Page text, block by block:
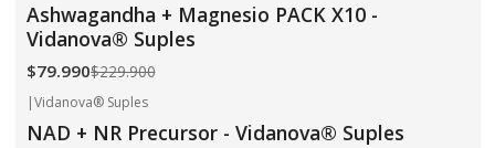
Ashwagandha + Magnesio PACK X10 -
Vidanova® Suples
$79.990$229.900
|Vidanova® Suples
NAD + NR Precursor - Vidanova® Suples